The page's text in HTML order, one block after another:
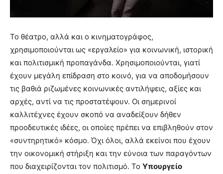
Το θέατρο, αλλά και ο κινηματογράφος,
χρησιμοποιούνται ως «εργαλείο» για κοινωνική, ιστορική
και πολιτισμική προπαγάνδα. Χρησιμοποιούνται, γιατί
έχουν μεγάλη επίδραση στο κοινό, για να αποδομήσουν
τις βαθιά ριζωμένες κοινωνικές αντιλήψεις, αξίες και
αρχές, αντί να τις προστατέψουν. Οι σημερινοί
καλλιτέχνες έχουν σκοπό να αναδείξουν δήθεν
προοδευτικές ιδέες, οι οποίες πρέπει να επιβληθούν στον
«συντηρητικό» κόσμο. Όχι όλοι, αλλά εκείνοι που έχουν
την οικονομική στήριξη και την εύνοια των παραγόντων
που διαχειρίζονται τον πολιτισμό. Το Υπουργείο